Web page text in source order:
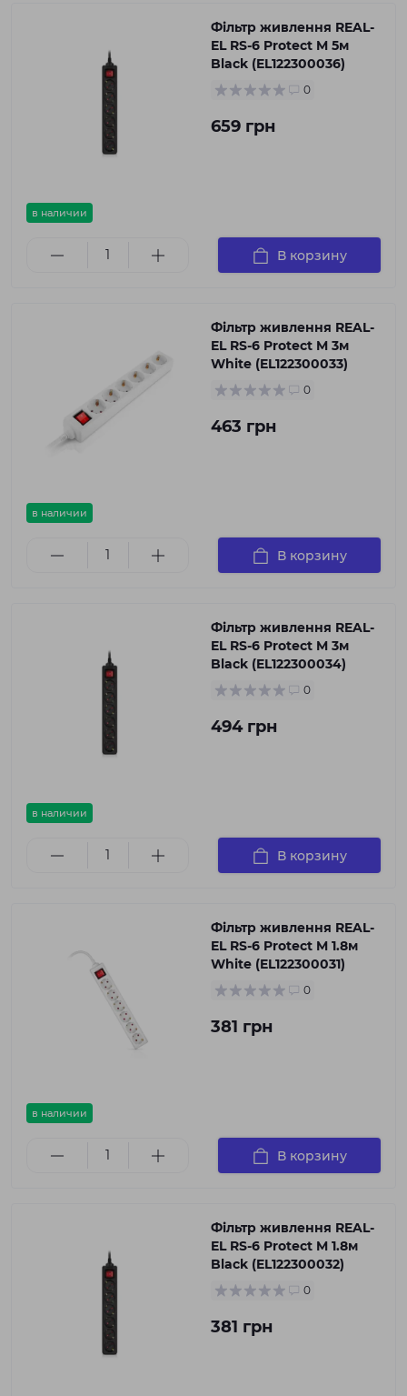
в наличии
Фільтр живлення REAL-
EL RS-6 Protect M 5м
Black (EL122300036)
0
659 грн
В корзину
в наличии
Фільтр живлення REAL-
EL RS-6 Protect M 3м
White (EL122300033)
0
463 грн
В корзину
в наличии
Фільтр живлення REAL-
EL RS-6 Protect M 3м
Black (EL122300034)
0
494 грн
В корзину
в наличии
Фільтр живлення REAL-
EL RS-6 Protect M 1.8м
White (EL122300031)
0
381 грн
В корзину
Фільтр живлення REAL-
EL RS-6 Protect M 1.8м
Black (EL122300032)
0
381 грн